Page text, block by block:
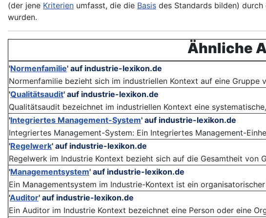
(der jene Kriterien umfasst, die die Basis des Standards bilden)
wurden.
Ähnliche
'Normenfamilie' auf industrie-lexikon.de
Normenfamilie bezieht sich im industriellen Kontext auf eine Gruppe
'Qualitätsaudit' auf industrie-lexikon.de
Qualitätsaudit bezeichnet im industriellen Kontext eine
'Integriertes Management-System' auf industrie-lexikon.de
Integriertes Management-System: Ein Integriertes Management-
'Regelwerk' auf industrie-lexikon.de
Regelwerk im Industrie Kontext bezieht sich auf die Gesamtheit von
'Managementsystem' auf industrie-lexikon.de
Ein Managementsystem im Industrie-Kontext ist ein
'Auditor' auf industrie-lexikon.de
Ein Auditor im Industrie Kontext bezeichnet eine Person oder eine